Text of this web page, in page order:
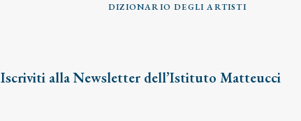
DIZIONARIO DEGLI ARTISTI
Iscriviti alla Newsletter dell’Istituto Matteucci